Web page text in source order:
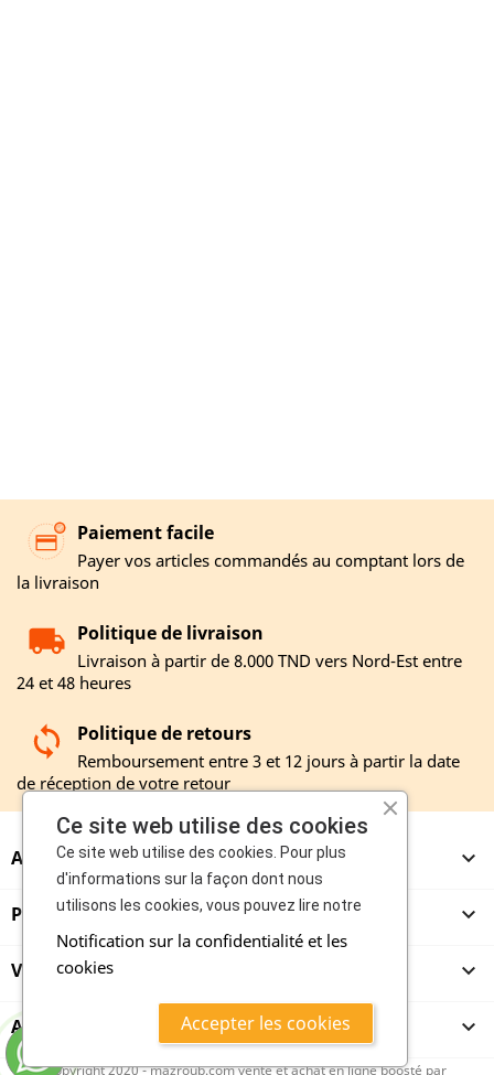
Paiement facile
Payer vos articles commandés au comptant lors de
la livraison
Politique de livraison
Livraison à partir de 8.000 TND vers Nord-Est entre
24 et 48 heures
Politique de retours
Remboursement entre 3 et 12 jours à partir la date
de réception de votre retour
A PROPOS 
PRODUITS 
VENDEURS 
ACHETEURS 
copyright 2020 - mazroub.com vente et achat en ligne boosté par
Ce site web utilise des cookies
Ce site web utilise des cookies. Pour plus
d'informations sur la façon dont nous
utilisons les cookies, vous pouvez lire notre
Notification sur la confidentialité et les
cookies
Accepter les cookies